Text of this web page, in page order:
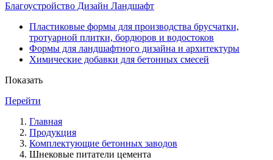
Благоустройство Дизайн Ландшафт
Пластиковые формы для производства брусчатки,
тротуарной плитки, бордюров и водостоков
Формы для ландшафтного дизайна и архитектуры
Химические добавки для бетонных смесей
Показать
Перейти
Главная
Продукция
Комплектующие бетонных заводов
Шнековые питатели цемента